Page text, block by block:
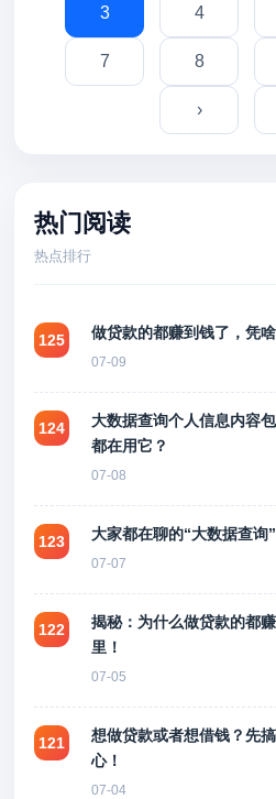
3 4
7 8
›
热门阅读
热点排行
125 做贷款的都赚到钱了，凭
07-09
124
大数据查询个人信息内容
都在用它？
07-08
123 大家都在聊的“大数据查询
07-07
122
揭秘：为什么做贷款的都
里！
07-05
121
想做贷款或者想借钱？先
心！
07-04